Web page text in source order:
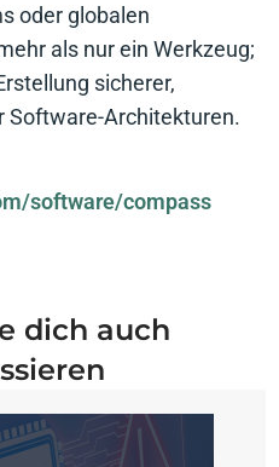
oder globalen
als nur ein Werkzeug;
sicherer,
Software-Architekturen.
software/compass
dich auch